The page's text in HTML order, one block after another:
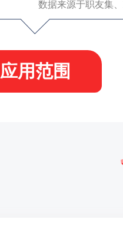
数据来源于职友集
应用范围